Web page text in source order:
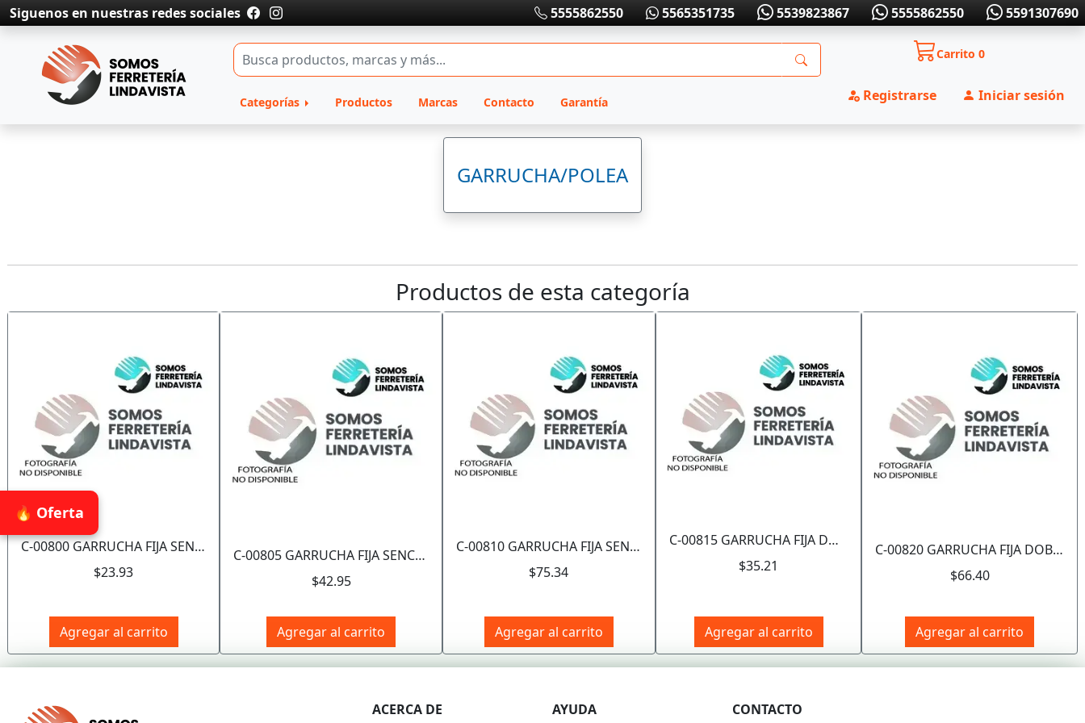
🔥 Oferta
Siguenos en nuestras redes sociales 5555862550 5565351735 5539823867 5555862550 5591307690
Categorías Productos Marcas Contacto Garantía
Carrito0
Registrarse Iniciar sesión
GARRUCHA/POLEA
Productos de esta categoría
C-00800 GARRUCHA FIJA SENCILLA ZINC 1" (Precio x Pza - Caja c/25 pzas) WESTON
$23.93
Agregar al carrito
C-00805 GARRUCHA FIJA SENCILLA ZINC 1-1/2" (Precio x Pza - Caja c/20 pzas) WESTON
$42.95
Agregar al carrito
C-00810 GARRUCHA FIJA SENCILLA ZINC 2" (Precio x Pza - Caja c/10 pzas) WESTON
$75.34
Agregar al carrito
C-00815 GARRUCHA FIJA DOBLE ZINC 1" (Precio x Pza - Caja c/10 pzas) WESTON
$35.21
Agregar al carrito
C-00820 GARRUCHA FIJA DOBLE ZINC 1-1/2" (Precio x Pza - Caja c/10 pzas) WESTON
$66.40
Agregar al carrito
ACERCA DE AYUDA CONTACTO